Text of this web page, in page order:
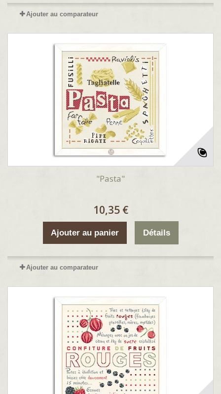
Ajouter au comparateur
"Pasta"
10,35 €
Ajouter au panier Détails
Ajouter au comparateur